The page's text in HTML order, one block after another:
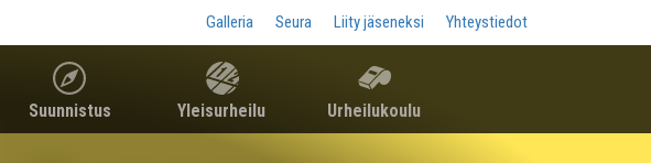
Galleria Seura Liity jäseneksi Yhteystiedot
Suunnistus Yleisurheilu Urheilukoulu